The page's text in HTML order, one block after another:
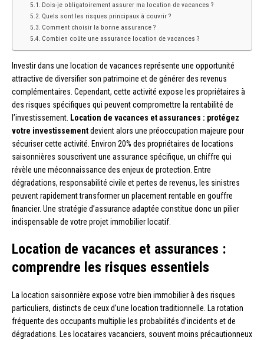
Dois-je obligatoirement assurer ma location de vacances ?
Quels sont les risques principaux à couvrir ?
Comment choisir la bonne assurance ?
Combien coûte une assurance location de vacances ?
Investir dans une location de vacances représente une opportunité
attractive de diversifier son patrimoine et de générer des revenus
complémentaires. Cependant, cette activité expose les propriétaires à
des risques spécifiques qui peuvent compromettre la rentabilité de
l’investissement. Location de vacances et assurances : protégez
votre investissementdevient alors une préoccupation majeure pour
sécuriser cette activité. Environ 20% des propriétaires de locations
saisonnières souscrivent une assurance spécifique, un chiffre qui
révèle une méconnaissance des enjeux de protection. Entre
dégradations, responsabilité civile et pertes de revenus, les sinistres
peuvent rapidement transformer un placement rentable en gouffre
financier. Une stratégie d’assurance adaptée constitue donc un pilier
indispensable de votre projet immobilier locatif.
Location de vacances et assurances :
comprendre les risques essentiels
La location saisonnière expose votre bien immobilier à des risques
particuliers, distincts de ceux d’une location traditionnelle. La rotation
fréquente des occupants multiplie les probabilités d’incidents et de
dégradations. Les locataires vacanciers, souvent moins précautionneux